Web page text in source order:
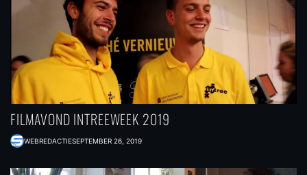
FILMAVOND INTREEWEEK 2019
WEBREDACTIESEPTEMBER 26, 2019